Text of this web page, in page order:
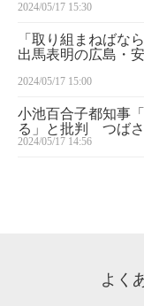
ギ」識者
2024/05/17 15:30
「取り組まねばな
出馬表明の広島・
2024/05/17 15:00
小池百合子都知事
る」と批判 つば
2024/05/17 14:56
よく